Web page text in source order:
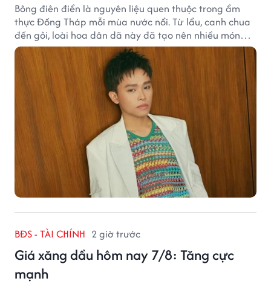
Bông điên điển là nguyên liệu quen thuộc trong ẩm
thực Đồng Tháp mỗi mùa nước nổi. Từ lẩu, canh chua
đến gỏi, loài hoa dân dã này đã tạo nên nhiều món
ngon khiến du khách khó quên.
BĐS - TÀI CHÍNH 2 giờ trước
Giá xăng dầu hôm nay 7/8: Tăng cực
mạnh